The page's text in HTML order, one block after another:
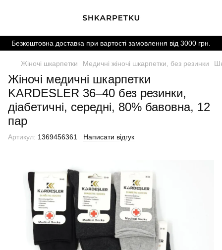
Безкоштовна доставка при вартості замовлення від 3000 грн.
Жіночі шкарпетки Медичні жіночі шкарпетки, без резинки
Жіночі медичні шкарпетки
KARDESLER 36–40 без резинки,
діабетичні, середні, 80% бавовна, 12
пар
Артикул: 1369456361 Написати відгук